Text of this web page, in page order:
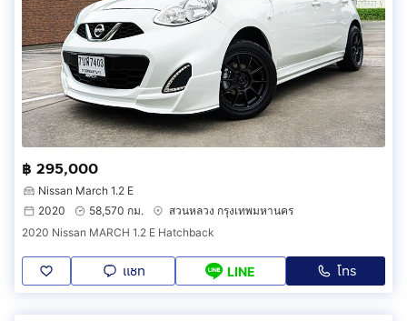
฿ 295,000
Nissan March 1.2 E
2020
58,570 กม.
สวนหลวง กรุงเทพมหานคร
2020 Nissan MARCH 1.2 E Hatchback
แชท LINE โทร